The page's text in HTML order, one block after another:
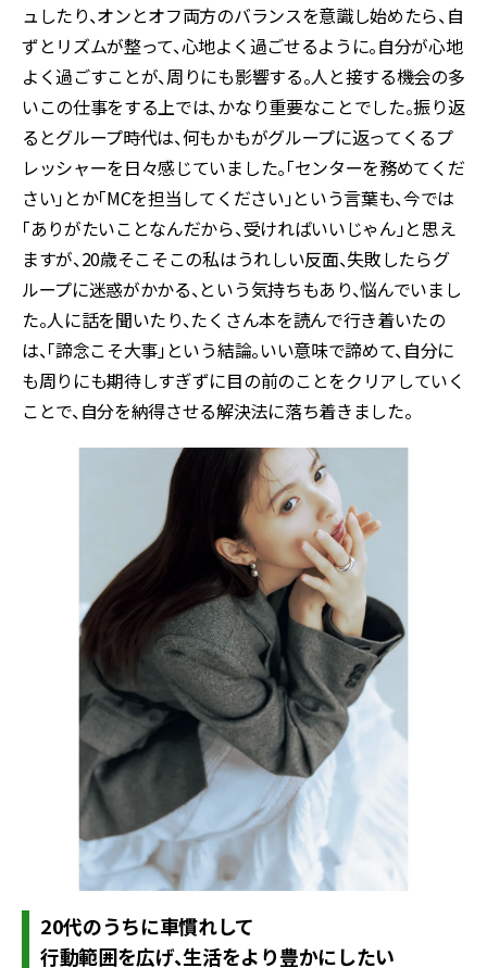
ュしたり、オンとオフ両方のバランスを意識し始めたら、自
ずとリズムが整って、心地よく過ごせるように。自分が心地
よく過ごすことが、周りにも影響する。人と接する機会の多
いこの仕事をする上では、かなり重要なことでした。振り返
るとグループ時代は、何もかもがグループに返ってくるプ
レッシャーを日々感じていました。「センターを務めてくだ
さい」とか「MCを担当してください」という言葉も、今では
「ありがたいことなんだから、受ければいいじゃん」と思え
ますが、20歳そこそこの私はうれしい反面、失敗したらグ
ループに迷惑がかかる、という気持ちもあり、悩んでいまし
た。人に話を聞いたり、たくさん本を読んで行き着いたの
は、「諦念こそ大事」という結論。いい意味で諦めて、自分に
も周りにも期待しすぎずに目の前のことをクリアしていく
ことで、自分を納得させる解決法に落ち着きました。
20代のうちに車慣れして
行動範囲を広げ、生活をより豊かにしたい